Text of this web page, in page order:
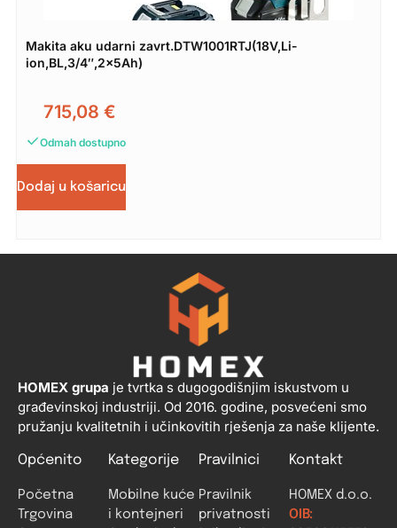
Makita aku udarni zavrt.DTW1001RTJ(18V,Li-
ion,BL,3/4″,2x5Ah)
715,08 €
Odmah dostupno
Dodaj u košaricu
HOMEX grupa je tvrtka s dugogodišnjim iskustvom u
građevinskoj industriji. Od 2016. godine, posvećeni smo
pružanju kvalitetnih i učinkovitih rješenja za naše klijente.
Općenito
Početna
Trgovina
Kategorije
Mobilne kuće
i kontejneri
Pravilnici
Pravilnik
privatnosti
Kontakt
HOMEX d.o.o.
OIB: